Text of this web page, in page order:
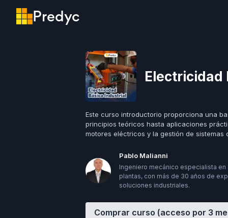
Predyc
Electricidad
Este curso introductorio proporciona una
principios teóricos hasta aplicaciones
motores eléctricos y la gestión de
Pablo Malianni
Ingeniero mecánico especialista
plantas, con más de 30 años de
soluciones industriales.
Comprar curso (acceso por 3